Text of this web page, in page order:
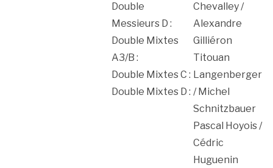
Double
Messieurs D :
Double Mixtes
A3/B :
Double Mixtes C :
Double Mixtes D :
Chevalley /
Alexandre
Gilliéron
Titouan
Langenberger
/ Michel
Schnitzbauer
Pascal Hoyois /
Cédric
Huguenin